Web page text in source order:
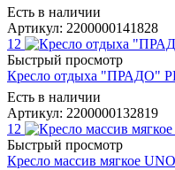
Есть в наличии
Артикул: 2200000141828
12
Быстрый просмотр
Кресло отдыха "ПРАДО"
Есть в наличии
Артикул: 2200000132819
12
Быстрый просмотр
Кресло массив мягкое